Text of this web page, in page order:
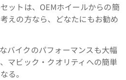
ットは、OEMホイールからの簡
えの方なら、どなたにもお勧め
バイクのパフォーマンスも大幅
マビック・クオリティへの簡単
る。